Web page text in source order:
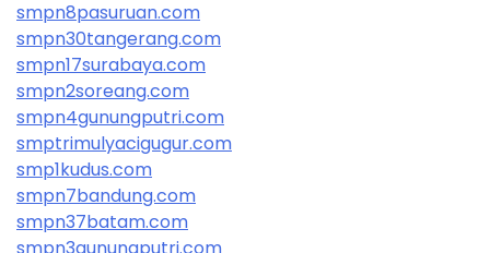
smpn8pasuruan.com
smpn30tangerang.com
smpn17surabaya.com
smpn2soreang.com
smpn4gunungputri.com
smptrimulyacigugur.com
smp1kudus.com
smpn7bandung.com
smpn37batam.com
smpn3gunungputri.com